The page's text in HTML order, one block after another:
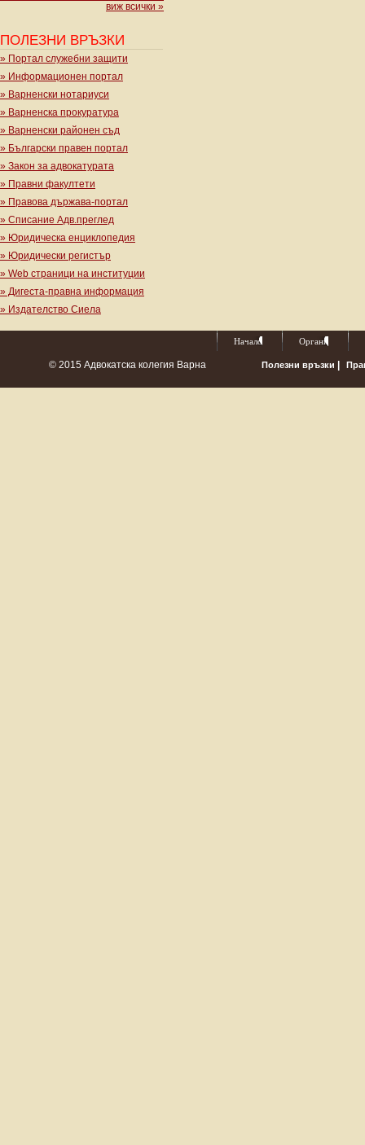
виж всички »
ПОЛЕЗНИ ВРЪЗКИ
» Портал служебни защити
» Информационен портал
» Варненски нотариуси
» Варненска прокуратура
» Варненски районен съд
» Български правен портал
» Закон за адвокатурата
» Правни факултети
» Правова държава-портал
» Списание Адв.преглед
» Юридическа енциклопедия
» Юридически регистър
» Web страници на институции
» Дигеста-правна информация
» Издателство Сиела
Начало Органи
© 2015 Адвокатска колегия Варна Полезни връзки